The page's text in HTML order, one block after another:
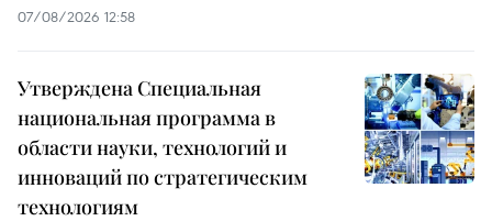
07/08/2026 12:58
Утверждена Специальная
национальная программа в
области науки, технологий и
инноваций по стратегическим
технологиям